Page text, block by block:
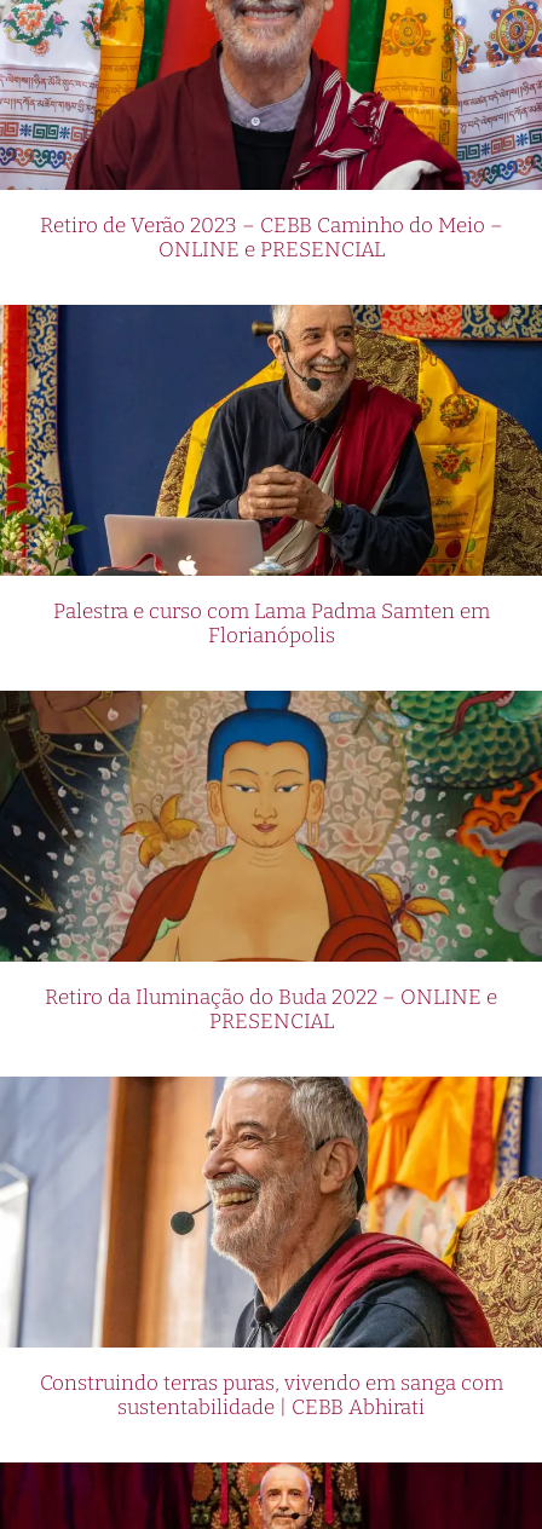
Retiro de Verão 2023 – CEBB Caminho do Meio –
ONLINE e PRESENCIAL
Palestra e curso com Lama Padma Samten em
Florianópolis
Retiro da Iluminação do Buda 2022 – ONLINE e
PRESENCIAL
Construindo terras puras, vivendo em sanga com
sustentabilidade | CEBB Abhirati